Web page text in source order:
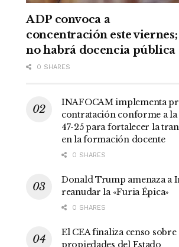
ADP convoca a
concentración este viernes;
no habrá docencia pública
0 SHARES
INAFOCAM implementa
contratación conforme a la
47-25 para fortalecer la
en la formación docente
0 SHARES
Donald Trump amenaza a
reanudar la «Furia Épica»
0 SHARES
El CEA finaliza censo sobre
propiedades del Estado